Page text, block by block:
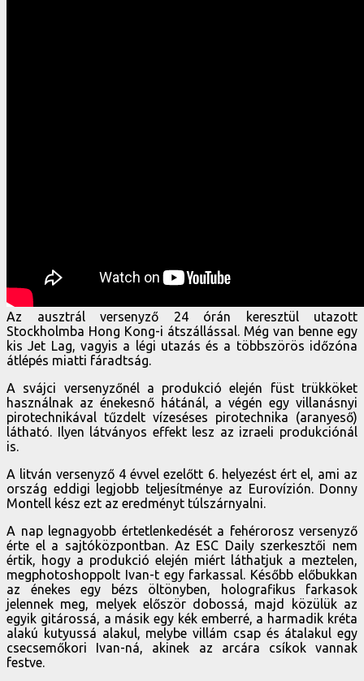
Az ausztrál versenyző 24 órán keresztül utazott
Stockholmba Hong Kong-i átszállással. Még van benne egy
kis Jet Lag, vagyis a légi utazás és a többszörös időzóna
átlépés miatti fáradtság.
A svájci versenyzőnél a produkció elején füst trükköket
használnak az énekesnő hátánál, a végén egy villanásnyi
pirotechnikával tűzdelt vízeséses pirotechnika (aranyeső)
látható. Ilyen látványos effekt lesz az izraeli produkciónál
is.
A litván versenyző 4 évvel ezelőtt 6. helyezést ért el, ami az
ország eddigi legjobb teljesítménye az Eurovízión. Donny
Montell kész ezt az eredményt túlszárnyalni.
A nap legnagyobb értetlenkedését a fehérorosz versenyző
érte el a sajtóközpontban. Az ESC Daily szerkesztői nem
értik, hogy a produkció elején miért láthatjuk a meztelen,
megphotoshoppolt Ivan-t egy farkassal. Később előbukkan
az énekes egy bézs öltönyben, holografikus farkasok
jelennek meg, melyek először dobossá, majd közülük az
egyik gitárossá, a másik egy kék emberré, a harmadik kréta
alakú kutyussá alakul, melybe villám csap és átalakul egy
csecsemőkori Ivan-ná, akinek az arcára csíkok vannak
festve.